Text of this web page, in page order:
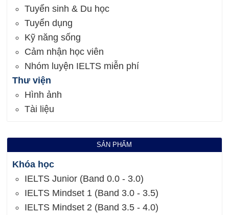
Tuyển sinh & Du học
Tuyển dụng
Kỹ năng sống
Cảm nhận học viên
Nhóm luyện IELTS miễn phí
Thư viện
Hình ảnh
Tài liệu
SẢN PHẨM
Khóa học
IELTS Junior (Band 0.0 - 3.0)
IELTS Mindset 1 (Band 3.0 - 3.5)
IELTS Mindset 2 (Band 3.5 - 4.0)